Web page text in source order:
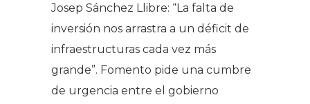
Josep Sánchez Llibre: “La falta de
inversión nos arrastra a un déficit de
infraestructuras cada vez más
grande”. Fomento pide una cumbre
de urgencia entre el gobierno